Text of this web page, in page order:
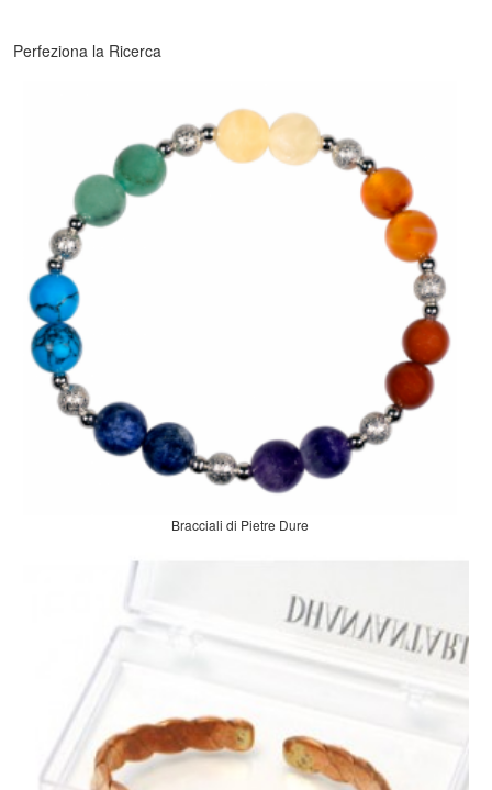
Perfeziona la Ricerca
Bracciali di Pietre Dure